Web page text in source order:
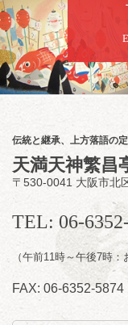
第2
笑福
／桂
開演
前売
お問
7762-
伝統と継承、上方落語の
天満天神繁昌
〒530-0041 大阪市北
TEL: 06-
（午前11時～午後7
FAX: 06-6352-5874